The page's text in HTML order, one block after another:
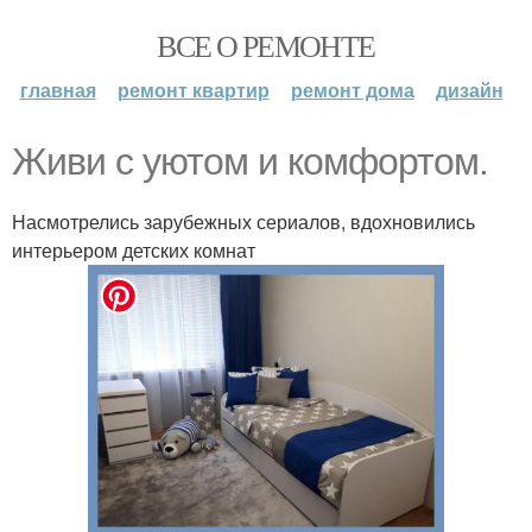
ВСЕ О РЕМОНТЕ
главная ремонт квартир ремонт дома дизайн
Живи с уютом и комфортом.
Насмотрелись зарубежных сериалов, вдохновились
интерьером детских комнат